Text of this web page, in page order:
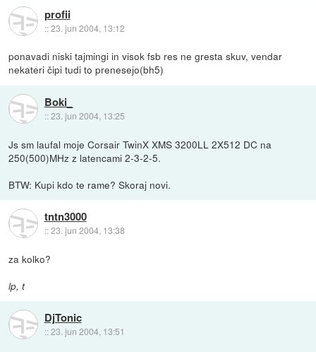
profii
::23. jun 2004, 13:12
ponavadi niski tajmingi in visok fsb res ne gresta skuv, vendar
nekateri čipi tudi to prenesejo(bh5)
Boki_
::23. jun 2004, 13:25
Js sm laufal moje Corsair TwinX XMS 3200LL 2X512 DC na
250(500)MHz z latencami 2-3-2-5.
BTW: Kupi kdo te rame? Skoraj novi.
tntn3000
::23. jun 2004, 13:38
za kolko?
lp, t
DjTonic
::23. jun 2004, 13:51